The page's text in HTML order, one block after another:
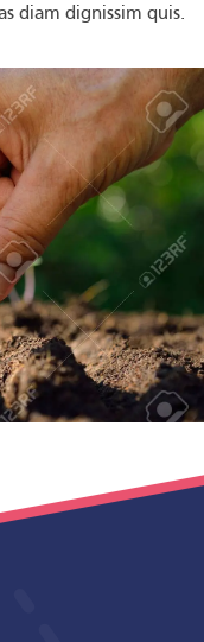
diam dignissim quis.